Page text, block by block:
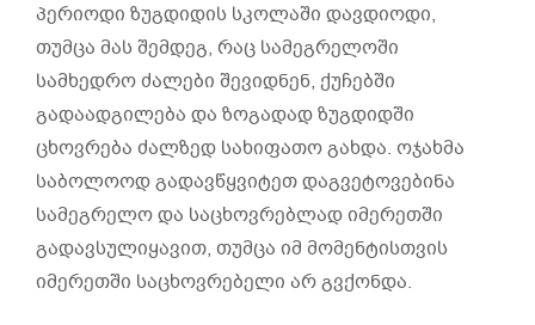
პერიოდი ზუგდიდის სკოლაში დავდიოდი,
თუმცა მას შემდეგ, რაც სამეგრელოში
სამხედრო ძალები შევიდნენ, ქუჩებში
გადაადგილება და ზოგადად ზუგდიდში
ცხოვრება ძალზედ სახიფათო გახდა. ოჯახმა
საბოლოოდ გადავწყვიტეთ დაგვეტოვებინა
სამეგრელო და საცხოვრებლად იმერეთში
გადავსულიყავით, თუმცა იმ მომენტისთვის
იმერეთში საცხოვრებელი არ გვქონდა.